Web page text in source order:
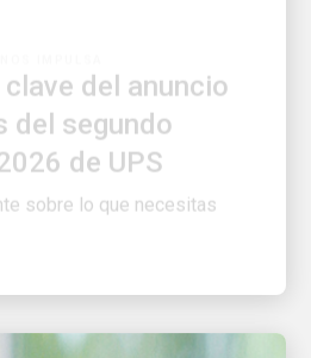
del segundo
de UPS
sobre lo que necesitas